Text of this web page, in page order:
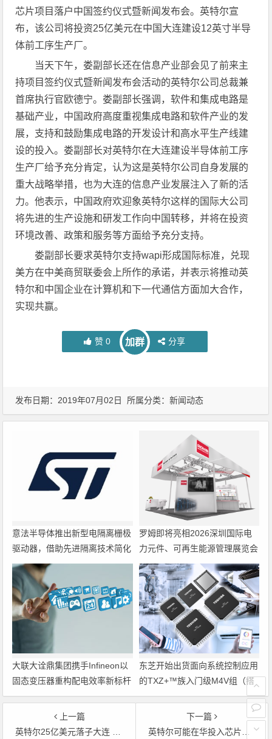
芯片项目落户中国签约仪式暨新闻发布会。英特尔宣
布，该公司将投资25亿美元在中国大连建设12英寸半导
体前工序生产厂。
当天下午，娄副部长还在信息产业部会见了前来主
持项目签约仪式暨新闻发布会活动的英特尔公司总裁兼
首席执行官欧德宁。娄副部长强调，软件和集成电路是
基础产业，中国政府高度重视集成电路和软件产业的发
展，支持和鼓励集成电路的开发设计和高水平生产线建
设的投入。娄副部长对英特尔在大连建设半导体前工序
生产厂给予充分肯定，认为这是英特尔公司自身发展的
重大战略举措，也为大连的信息产业发展注入了新的活
力。他表示，中国政府欢迎象英特尔这样的国际大公司
将先进的生产设施和研发工作向中国转移，并将在投资
环境改善、政策和服务等方面给予充分支持。
娄副部长要求英特尔支持wapi形成国际标准，兑现
美方在中美商贸联委会上所作的承诺，并表示将推动英
特尔和中国企业在计算机和下一代通信方面加大合作，
实现共赢。
赞 0 加群 分享
发布日期：2019年07月02日 所属分类：新闻动态
意法半导体推出新型电隔离栅极
驱动器，借助先进隔离技术简化
电源设计
罗姆即将亮相2026深圳国际电
力元件、可再生能源管理展览会
暨研讨会
大联大诠鼎集团携手Infineon以
固态变压器重构配电效率新标杆
东芝开始出货面向系统控制应用
的TXZ+™族入门级M4V组（搭
载Arm Cortex‑M4内核的标准微
控制器）工程样品
上一篇
英特尔25亿美元落子大连 半导体产业北移
下一篇
英特尔可能在华投入芯片关键技术